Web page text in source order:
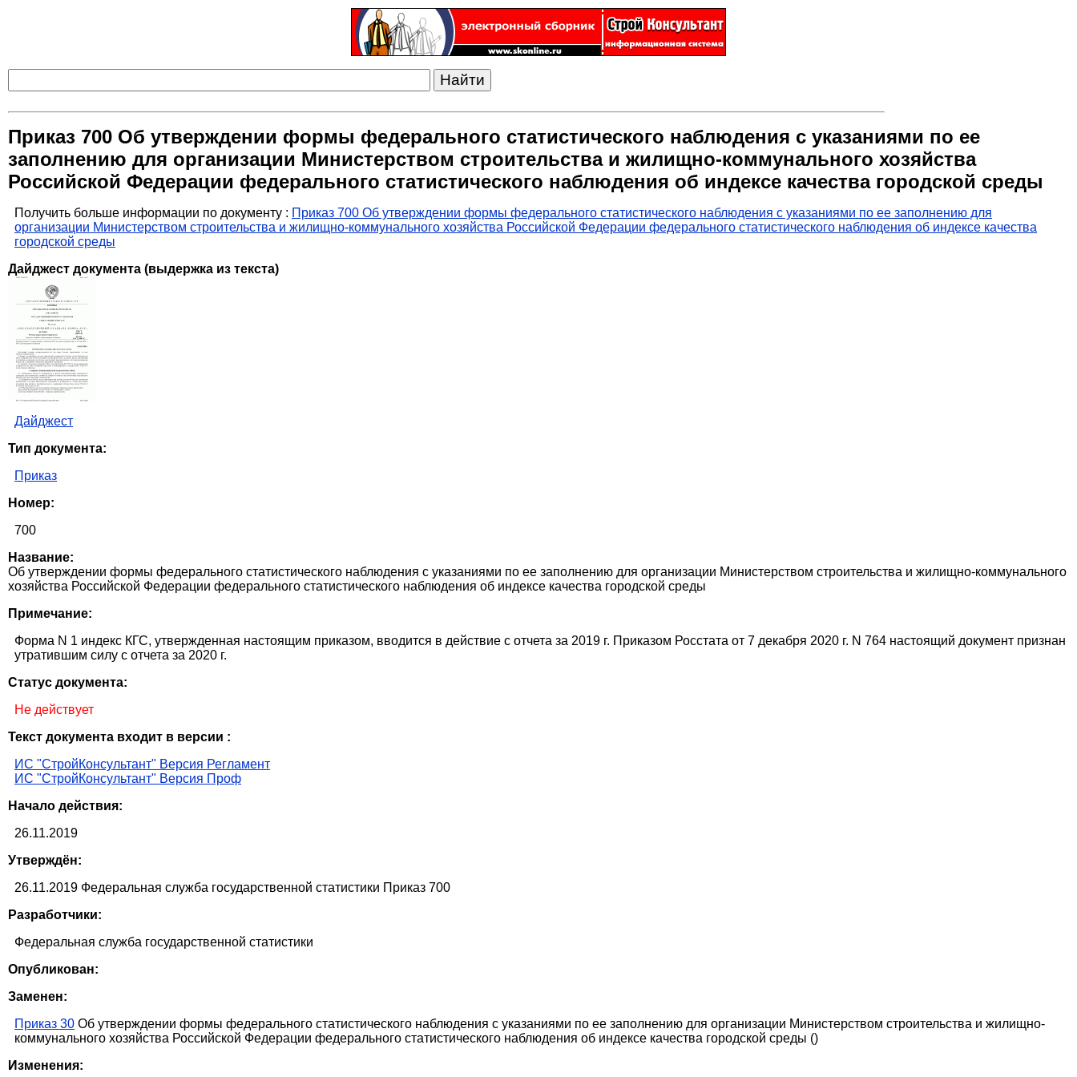
Приказ 700 Об утверждении формы федерального статистического наблюдения с указаниями по ее
заполнению для организации Министерством строительства и жилищно-коммунального хозяйства
Российской Федерации федерального статистического наблюдения об индексе качества городской среды
Получить больше информации по документу : Приказ 700 Об утверждении формы федерального статистического наблюдения с указаниями по ее заполнению для
организации Министерством строительства и жилищно-коммунального хозяйства Российской Федерации федерального статистического наблюдения об индексе качества
городской среды
Дайджест документа (выдержка из текста)
Дайджест
Тип документа:
Приказ
Номер:
700
Название:
Об утверждении формы федерального статистического наблюдения с указаниями по ее заполнению для организации Министерством строительства и жилищно-коммунального
хозяйства Российской Федерации федерального статистического наблюдения об индексе качества городской среды
Примечание:
Форма N 1 индекс КГС, утвержденная настоящим приказом, вводится в действие с отчета за 2019 г. Приказом Росстата от 7 декабря 2020 г. N 764 настоящий документ признан
утратившим силу с отчета за 2020 г.
Статус документа:
Не действует
Текст документа входит в версии :
ИС "СтройКонсультант" Версия Регламент
ИС "СтройКонсультант" Версия Проф
Начало действия:
26.11.2019
Утверждён:
26.11.2019 Федеральная служба государственной статистики Приказ 700
Разработчики:
Федеральная служба государственной статистики
Опубликован:
Заменен:
Приказ 30 Об утверждении формы федерального статистического наблюдения с указаниями по ее заполнению для организации Министерством строительства и жилищно-
коммунального хозяйства Российской Федерации федерального статистического наблюдения об индексе качества городской среды ()
Изменения: